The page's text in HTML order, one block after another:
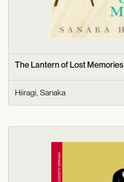
The Lantern of Lost Memories
Hiiragi, Sanaka